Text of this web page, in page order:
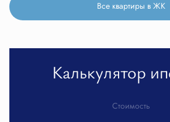
Все квартиры в ЖК
Калькулятор
Стоимость